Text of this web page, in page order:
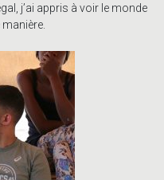
j’ai appris à voir le monde
manière.